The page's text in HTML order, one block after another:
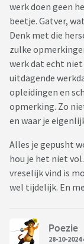
werk doen geen
beetje. Gatver,
Denk met die
zulke
werk dat echt
uitdagende
opleidingen en
opmerking. Zo
en waar je
Alles je gepusht
hou je het niet
vreselijk vind is
wel tijdelijk. En
Poezie
28-10-2024